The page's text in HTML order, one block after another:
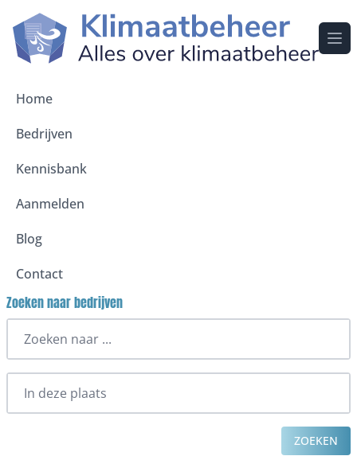
Home
Bedrijven
Kennisbank
Aanmelden
Blog
Contact
Zoeken naar bedrijven
ZOEKEN